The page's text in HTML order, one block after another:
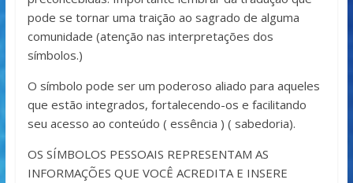
pode se tornar uma traição ao sagrado de alguma
comunidade (atenção nas interpretações dos
símbolos.)
O símbolo pode ser um poderoso aliado para aqueles
que estão integrados, fortalecendo-os e facilitando
seu acesso ao conteúdo ( essência ) ( sabedoria).
OS SÍMBOLOS PESSOAIS REPRESENTAM AS
INFORMAÇÕES QUE VOCÊ ACREDITA E INSERE